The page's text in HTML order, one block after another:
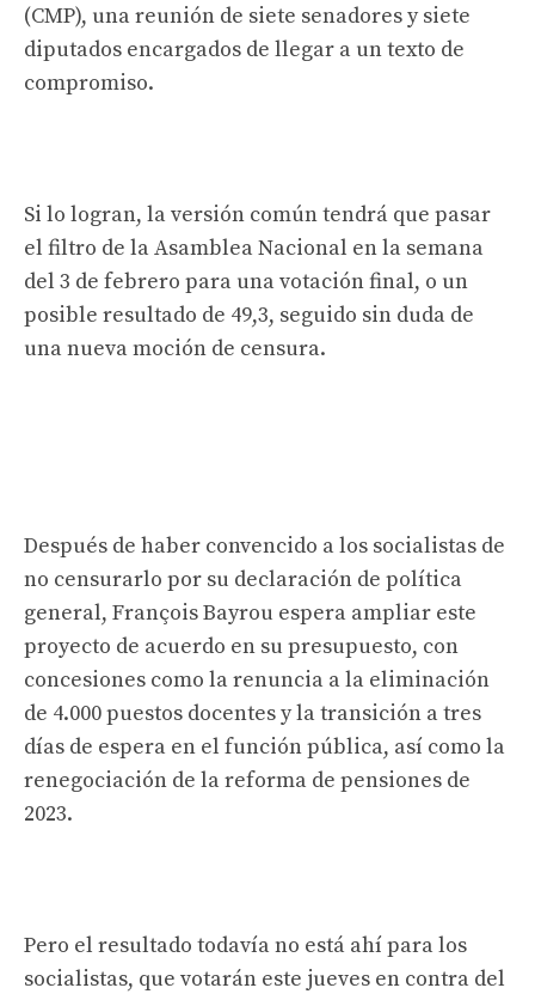
(CMP), una reunión de siete senadores y siete
diputados encargados de llegar a un texto de
compromiso.
Si lo logran, la versión común tendrá que pasar
el filtro de la Asamblea Nacional en la semana
del 3 de febrero para una votación final, o un
posible resultado de 49,3, seguido sin duda de
una nueva moción de censura.
Después de haber convencido a los socialistas de
no censurarlo por su declaración de política
general, François Bayrou espera ampliar este
proyecto de acuerdo en su presupuesto, con
concesiones como la renuncia a la eliminación
de 4.000 puestos docentes y la transición a tres
días de espera en el función pública, así como la
renegociación de la reforma de pensiones de
2023.
Pero el resultado todavía no está ahí para los
socialistas, que votarán este jueves en contra del